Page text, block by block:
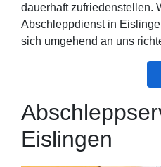
dauerhaft zufriedenstellen.
Abschleppdienst in
sich umgehend an uns
Eislingen